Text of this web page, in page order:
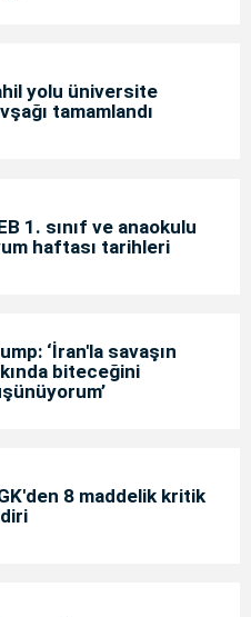
yolu üniversite
tamamlandı
1. sınıf ve anaokulu
haftası tarihleri
‘İran'la savaşın
biteceğini
8 maddelik kritik